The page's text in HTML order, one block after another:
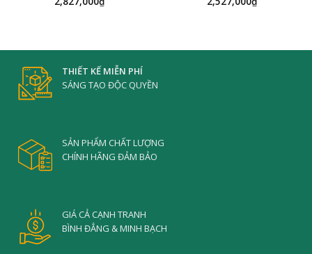
THIẾT KẾ MIỄN PHÍ
SÁNG TẠO ĐỘC QUYỀN
SẢN PHẨM CHẤT LƯỢNG
CHÍNH HÃNG ĐẢM BẢO
GIÁ CẢ CẠNH TRANH
BÌNH ĐẲNG & MINH BẠCH